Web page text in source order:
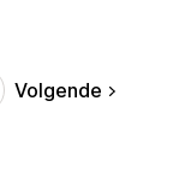
Volgende